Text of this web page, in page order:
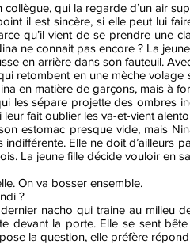
qui la regarde d’un air
il est sincère, si elle peut lui
qu’il vient de se prendre une
ne connait pas encore ? La
en arrière dans son fauteuil.
retombent en une mèche volage
en matière de garçons, mais à
les sépare projette des ombres
leur fait oublier les va-et-vient
estomac presque vide, mais
Elle ne doit d’ailleurs
La jeune fille décide vouloir en
On va bosser ensemble.
?
nacho qui traine au milieu
devant la porte. Elle se sent
la question, elle préfère